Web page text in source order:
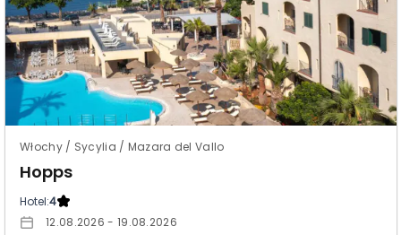
Włochy / Sycylia / Mazara del Vallo
Hopps
Hotel:4
12.08.2026 - 19.08.2026